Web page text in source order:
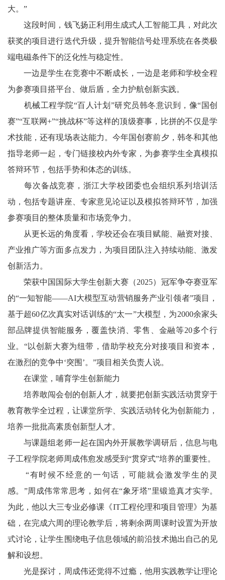
大。”
这段时间，钱飞扬正利用生成式人工智能工具，对此次
获奖的项目进行迭代升级，提升智能信号处理系统在各类极
端电磁条件下的泛化性与稳定性。
一边是学生在竞赛中不断成长，一边是老师和学校全程
为参赛项目搭平台、做后盾，全力护航创新实践。
机械工程学院“百人计划”研究员韩冬意识到，像“国创
赛”“互联网+”“挑战杯”等这样的顶级赛事，比拼的不仅是学
术技能，还有现场表达能力。今年国创赛前夕，韩冬和其他
指导老师一起，专门链接校内外专家，为参赛学生全真模拟
答辩环节，包括手势和体态的训练。
每次备战竞赛，浙江大学校团委也会组织系列培训活
动，包括专题讲座、专家意见论证以及模拟答辩环节，加强
参赛项目的整体质量和市场竞争力。
从更长远的角度看，学校还会在项目赋能、融资对接、
产业推广等方面多点发力，为项目团队注入持续动能、激发
创新活力。
荣获中国国际大学生创新大赛（2025）冠军争夺赛亚军
的“一知智能——AI大模型互动营销服务产业引领者”项目，
基于超60亿次真实对话训练的“太一”大模型，为2000余家头
部品牌提供智能服务，覆盖快消、零售、金融等20多个行
业。“以创新大赛为纽带，借助学校充分对接项目和资本，
在激烈的竞争中‘突围’。”项目相关负责人说。
在课堂，哺育学生创新能力
培养敢闯会创的创新人才，就要把创新实践活动贯穿于
教育教学全过程，让课堂所学、实践活动转化为创新能力，
培养一批批高素质创新型人才。
与课题组老师一起在国内外开展教学调研后，信息与电
子工程学院老师周成伟愈发感受到“贯穿式”培养的重要性。
“有时候不经意的一句话，可能就会激发学生的灵
感。”周成伟常常思考，如何在“象牙塔”里锻造真才实学。
为此，他以大三专业必修课《IT工程伦理和项目管理》为基
础，在完成六周的理论教学后，将剩余两周课时设置为开放
式讨论，让学生围绕电子信息领域的前沿技术抛出自己的见
解和设想。
光是探讨，周成伟还觉得不过瘾，他用实践教学让理论